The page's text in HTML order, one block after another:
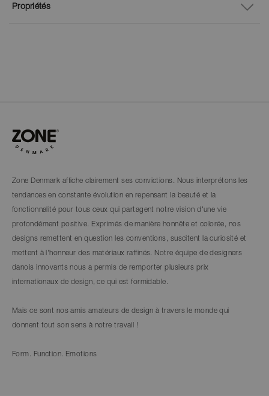
Propriétés
Zone Denmark affiche clairement ses convictions. Nous interprétons les
tendances en constante évolution en repensant la beauté et la
fonctionnalité pour tous ceux qui partagent notre vision d'une vie
profondément positive. Exprimés de manière honnête et colorée, nos
designs remettent en question les conventions, suscitent la curiosité et
mettent à l'honneur des matériaux raffinés. Notre équipe de designers
danois innovants nous a permis de remporter plusieurs prix
internationaux de design, ce qui est formidable.
Mais ce sont nos amis amateurs de design à travers le monde qui
donnent tout son sens à notre travail !
Form. Function. Emotions